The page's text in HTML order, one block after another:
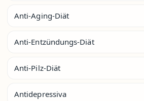
Anti-Aging-Diät
Anti-Entzündungs-Diät
Anti-Pilz-Diät
Antidepressiva